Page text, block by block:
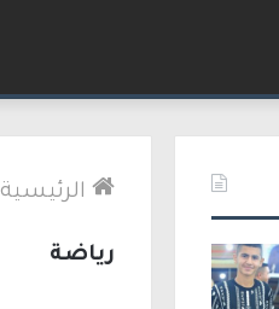
الرئيسية
رياضة